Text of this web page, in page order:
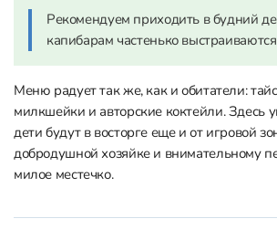
Рекомендуем приходить в будний
капибарам частенько
Меню радует так же, как и обитатели:
милкшейки и авторские коктейли. Здесь
дети будут в восторге еще и от игровой
добродушной хозяйке и внимательному
милое местечко.